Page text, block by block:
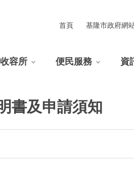
首頁 基隆市政府網
容所 便民服務 資
書及申請須知